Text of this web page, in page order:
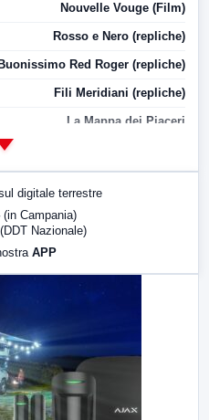
Nouvelle Vouge (Film)
Rosso e Nero (repliche)
Buonissimo Red Roger (repliche)
Fili Meridiani (repliche)
La Mappa dei Piaceri
digitale terrestre
(in Campania)
(DDT Nazionale)
APP